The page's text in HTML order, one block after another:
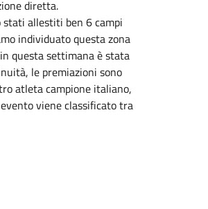
diretta.
stati allestiti ben 6 campi
individuato questa zona
questa settimana è stata
le premiazioni sono
atleta campione italiano,
viene classificato tra